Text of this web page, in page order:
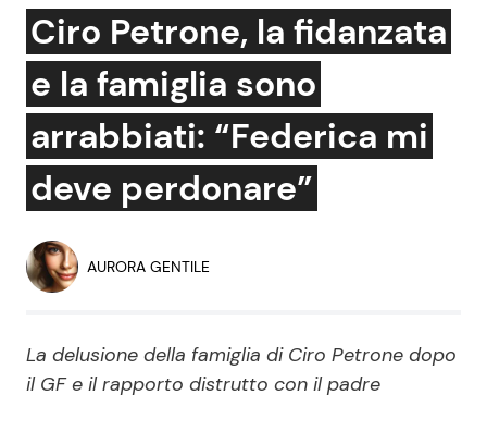
News e Cronaca
Attualità Italiana
Dal Mondo
Economia
Persone Scomparse
Politica
Gossip e TV
Bellezze VIP
Coppie VIP
Reality e Talent
Ciro Petrone, la fidanzata
e la famiglia sono
arrabbiati: “Federica mi
deve perdonare”
AURORA GENTILE
La delusione della famiglia di Ciro Petrone dopo
il GF e il rapporto distrutto con il padre